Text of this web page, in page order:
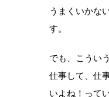
うまくいかな
す。
でも、こうい
仕事して、仕
いよね！って